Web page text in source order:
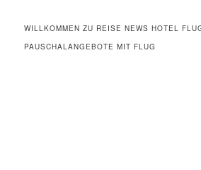
WILLKOMMEN ZU REISE NEWS HOTEL
PAUSCHALANGEBOTE MIT FLUG